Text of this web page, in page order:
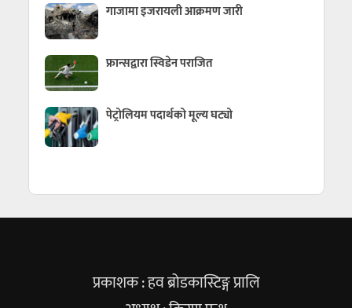
गाजामा इजरायली आक्रमण जारी
फ्रान्सद्वारा स्विडेन पराजित
पेट्रोलियम पदार्थको मूल्य घट्यो
प्रकाशक : हव ब्रोडकास्टिङ्ग प्रालि